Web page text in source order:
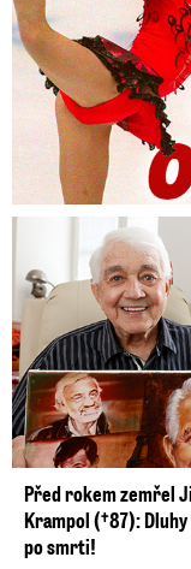
Před rokem zemřel
Krampol (†87):
po smrti!